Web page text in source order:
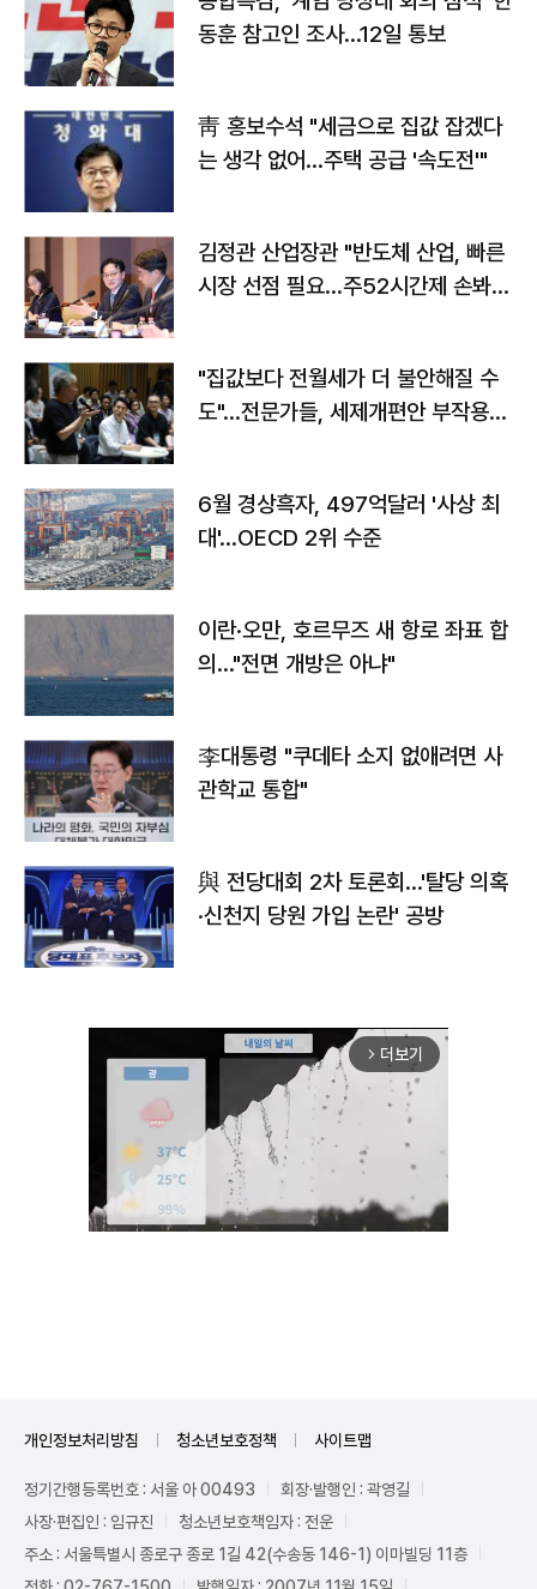
동훈 참고인 조사...12일 통보
靑 홍보수석 "세금으로 집값 잡겠다
는 생각 없어…주택 공급 '속도전'"
김정관 산업장관 "반도체 산업, 빠른
시장 선점 필요…주52시간제 손봐
"집값보다 전월세가 더 불안해질 수
도"…전문가들, 세제개편안 부작용
6월 경상흑자, 497억달러 '사상 최
대'…OECD 2위 수준
이란·오만, 호르무즈 새 항로 좌표 합
의…"전면 개방은 아냐"
李대통령 "쿠데타 소지 없애려면 사
관학교 통합"
與 전당대회 2차 토론회…'탈당 의혹
·신천지 당원 가입 논란' 공방
arrow_forward_ios 더보기
개인정보처리방침 청소년보호정책 사이트맵
정기간행등록번호 : 서울 아 00493
회장·발행인 : 곽영길
사장·편집인 : 임규진
청소년보호책임자 : 전운
주소 : 서울특별시 종로구 종로 1길 42(수송동 146-1) 이마빌딩 11층